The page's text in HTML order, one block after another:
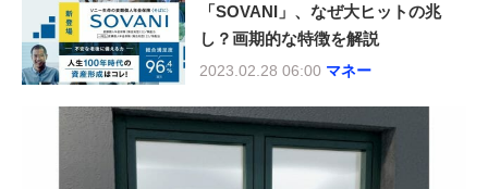
「SOVANI」、なぜ大ヒットの兆
し？画期的な特徴を解説
2023.02.28 06:00 マネー